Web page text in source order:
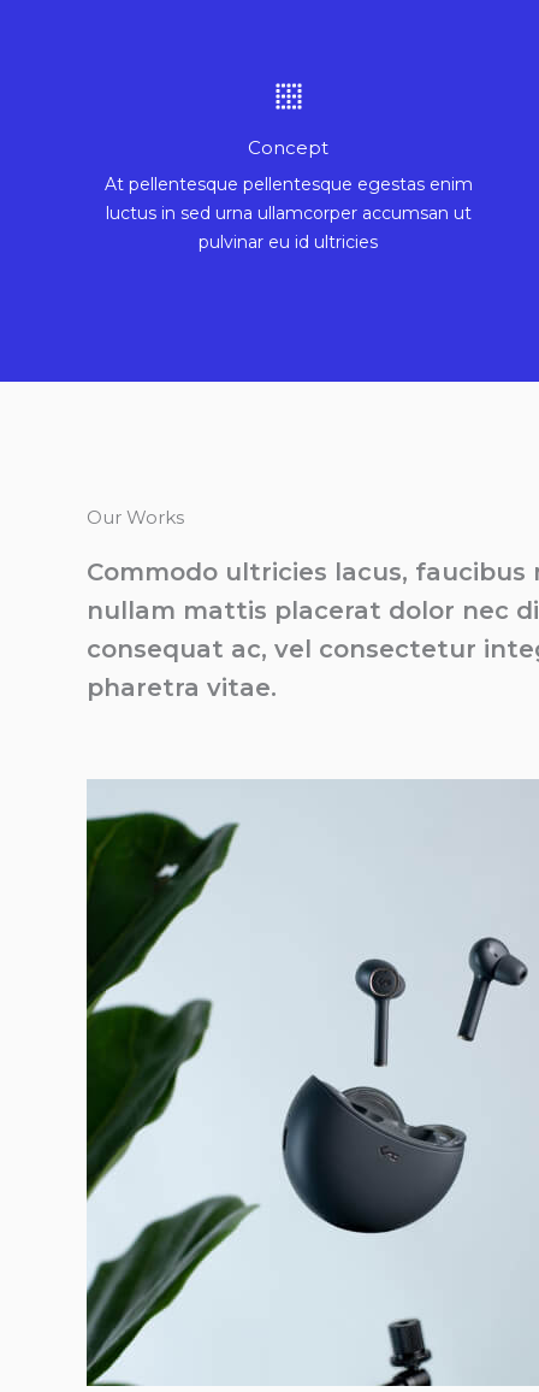
Concept
At pellentesque pellentesque egestas enim
luctus in sed urna ullamcorper accumsan ut
pulvinar eu id ultricies
Our Works
Commodo ultricies lacus,
nullam mattis placerat dolor nec
consequat ac, vel consectetur
pharetra vitae.